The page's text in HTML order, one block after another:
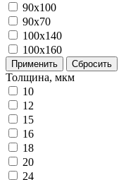
90x100
90x70
100x140
100x160
Применить Сбросить
Толщина, мкм
10
12
15
16
18
20
24